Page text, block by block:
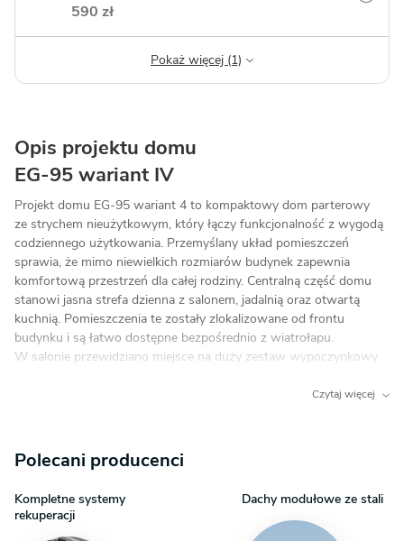
590 zł
Pokaż więcej (1)
Opis projektu domu
EG-95 wariant IV
Projekt domu EG-95 wariant 4 to kompaktowy dom parterowy
ze strychem nieużytkowym, który łączy funkcjonalność z wygodą
codziennego użytkowania. Przemyślany układ pomieszczeń
sprawia, że mimo niewielkich rozmiarów budynek zapewnia
komfortową przestrzeń dla całej rodziny. Centralną część domu
stanowi jasna strefa dzienna z salonem, jadalnią oraz otwartą
kuchnią. Pomieszczenia te zostały zlokalizowane od frontu
budynku i są łatwo dostępne bezpośrednio z wiatrołapu.
W salonie przewidziano miejsce na duży zestaw wypoczynkowy
bezpośrednie wyjście na taras, który stanowi idealne miejsce
okno doświetlające wnętrze i zapewniające widok na strefę
wejściową. W części prywatnej zaprojektowano trzy ustawne
sypialnia główna została usytuowana w pobliżu łazienki,
dostępnej dla wszystkich domowników. Każda sypialnia oferuje
Czytaj więcej
Polecani producenci
Kompletne systemy
rekuperacji
Dachy modułowe ze stali